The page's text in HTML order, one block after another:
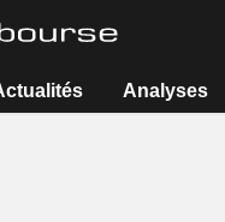
Analyses